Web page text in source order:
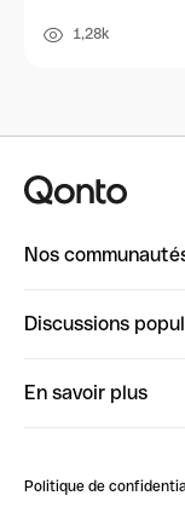
1,28k
Nos
ClubQonto
Discussions
En savoir plus
Blog
Politique de